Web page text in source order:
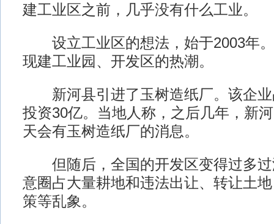
建工业区之前，几乎没有什么工业。
设立工业区的想法，始于2003年。
现建工业园、开发区的热潮。
新河县引进了玉树造纸厂。该企业
投资30亿。当地人称，之后几年，新
天会有玉树造纸厂的消息。
但随后，全国的开发区变得过多过
意圈占大量耕地和违法出让、转让土
策等乱象。